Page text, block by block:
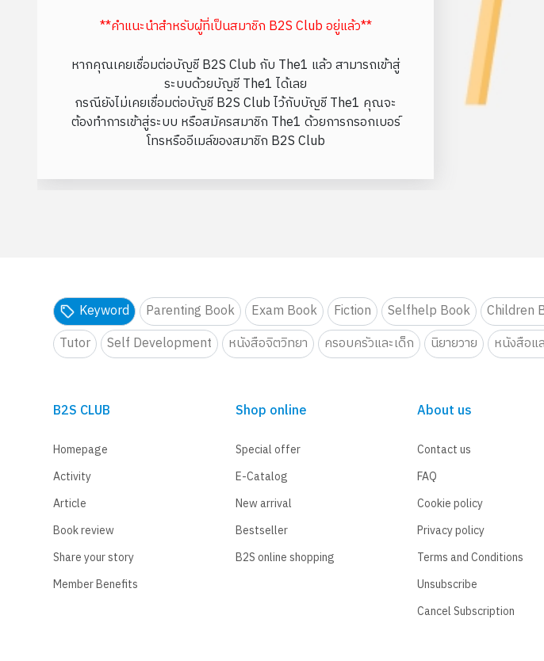
**คำแนะนำสำหรับผู้ที่เป็นสมาชิก B2S Club อยู่แล้ว**
หากคุณเคยเชื่อมต่อบัญชี B2S Club กับ The1 แล้ว สามารถเข้าสู่
ระบบด้วยบัญชี The1 ได้เลย
กรณียังไม่เคยเชื่อมต่อบัญชี B2S Club ไว้กับบัญชี The1 คุณจะ
ต้องทำการเข้าสู่ระบบ หรือสมัครสมาชิก The1 ด้วยการกรอกเบอร์
โทรหรืออีเมล์ของสมาชิก B2S Club
Keyword Parenting Book Exam Book Fiction Selfhelp Book Children
Tutor
Self Development หนังสือจิตวิทยา ครอบครัวและเด็ก นิยายวาย หนังสือแ
B2S CLUB
Homepage
Activity
Article
Book review
Share your story
Member Benefits
Shop online
Special offer
E-Catalog
New arrival
Bestseller
B2S online shopping
About us
Contact us
FAQ
Cookie policy
Privacy policy
Terms and Conditions
Unsubscribe
Cancel Subscription